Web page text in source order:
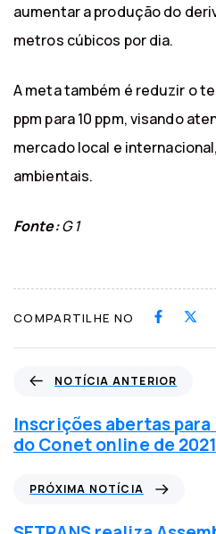
aumentar a produção do
metros cúbicos por dia.
A meta também é reduzir o
ppm para 10 ppm, visando
mercado local e
ambientais.
Fonte:G 1
COMPARTILHE NO
t
í
c
NOTÍCIA ANTERIOR
Inscrições abertas
do Conet online de 2021
ó
PRÓXIMA NOTÍCIA